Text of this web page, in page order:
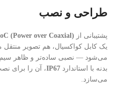
طراحی و نصب
پشتیبانی از (Power over Coaxial)
یک کابل کواکسیال، هم تصویر
می‌شود — نصبی ساده‌تر و ظاهر
بدنه با استاندارد IP67، آن را برای
می‌سازد.